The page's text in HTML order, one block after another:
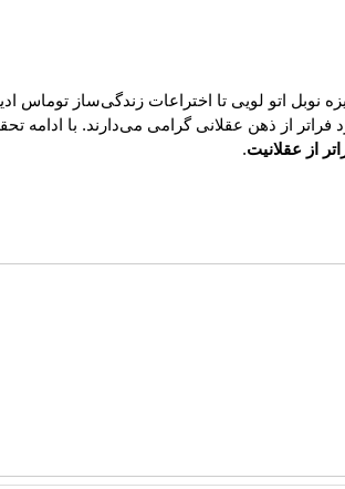
نوبل اتو لویی تا اختراعات زندگی‌ساز
از ذهن عقلانی گرامی می‌دارند. با ادامه
از عقلانیت.